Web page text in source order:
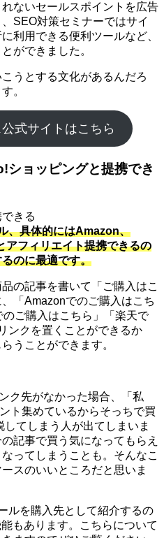
ないセールスポイントを広告
SEO対策セミナーではサイ
利用できる便利ツールなど、
ができました。
うとする文化があるんだろ
。
式サイトはこちら
ョッピングと提携でき
、具体的にはAmazon、
フィリエイト提携できるの
のに最適です。
の記事を書いて「ご購入はこ
「Amazonでのご購入はこち
ご購入はこちら」「楽天で
ンクを置くことができるか
うことができます。
ク先がなかった場合、「私
ト集めているからそっちで買
てしまう人が出てしまいま
記事で買う気になってもらえ
ってしまうことも。そんなこ
スのいいところだと思いま
ルを購入先として紹介するの
もあります。こちらについて